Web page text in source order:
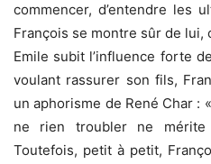
commencer, d’entendre les
François se montre sûr de lui,
Emile subit l’influence forte
voulant rassurer son fils,
un aphorisme de René Char :
ne rien troubler ne
Toutefois, petit à petit,